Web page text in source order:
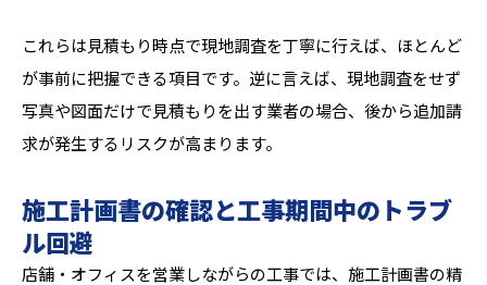
これらは見積もり時点で現地調査を丁寧に行えば、ほとんど
が事前に把握できる項目です。逆に言えば、現地調査をせず
写真や図面だけで見積もりを出す業者の場合、後から追加請
求が発生するリスクが高まります。
施工計画書の確認と工事期間中のトラブ
ル回避
店舗・オフィスを営業しながらの工事では、施工計画書の精